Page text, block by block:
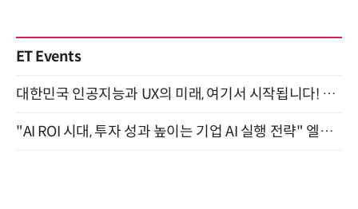
ET Events
대한민국 인공지능과 UX의 미래, 여기서 시작됩니다! UX Korea 2026 - Fall 9월 2일 개최
"AI ROI 시대, 투자 성과 높이는 기업 AI 실행 전략" 엘타워 6층 (9월 18일)